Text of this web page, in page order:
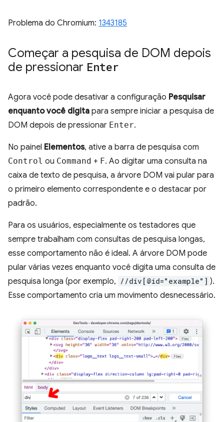
Problema do Chromium: 1343185
Começar a pesquisa de DOM depois
de pressionar Enter
Agora você pode desativar a configuração Pesquisar
enquanto você digita para sempre iniciar a pesquisa de
DOM depois de pressionar Enter.
No painel Elementos, ative a barra de pesquisa com
Control ou Command + F. Ao digitar uma consulta na
caixa de texto de pesquisa, a árvore DOM vai pular para
o primeiro elemento correspondente e o destacar por
padrão.
Para os usuários, especialmente os testadores que
sempre trabalham com consultas de pesquisa longas,
esse comportamento não é ideal. A árvore DOM pode
pular várias vezes enquanto você digita uma consulta de
pesquisa longa (por exemplo, //div[@id="example"] ).
Esse comportamento cria um movimento desnecessário.